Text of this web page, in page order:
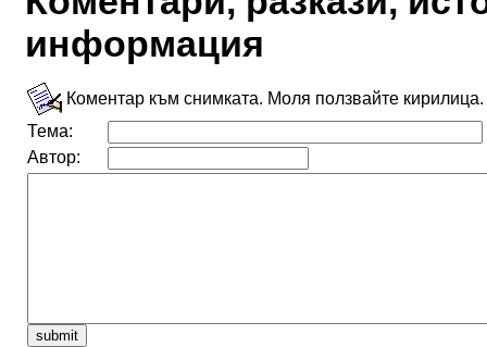
информация
Коментар към снимката. Моля ползвайте кирилица.
Тема:
Автор: